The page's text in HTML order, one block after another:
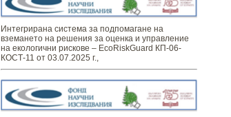
Интегрирана система за подпомагане на
вземането на решения за оценка и управление
на екологични рискове – EcoRiskGuard КП-06-
КОСТ-11 от 03.07.2025 г.,